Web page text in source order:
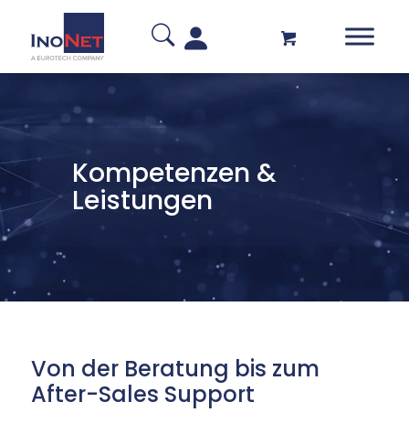
Kompetenzen &
Leistungen
Von der Beratung bis zum
After-Sales Support